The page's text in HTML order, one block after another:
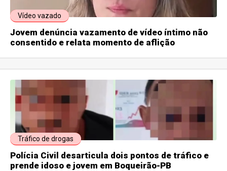
Vídeo vazado
Jovem denúncia vazamento de vídeo íntimo não
consentido e relata momento de aflição
Tráfico de drogas
Polícia Civil desarticula dois pontos de tráfico e
prende idoso e jovem em Boqueirão-PB